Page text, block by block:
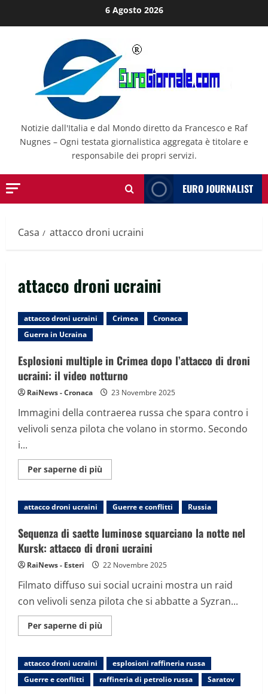
al
6 Agosto 2026
Notizie dall'Italia e dal Mondo diretto da Francesco e Raf
Nugnes – Ogni testata giornalistica aggregata è titolare e
responsabile dei propri servizi.
EURO JOURNALIST
Casa attacco droni ucraini
attacco droni ucraini
attacco droni ucraini Crimea
Cronaca
Guerra in Ucraina
Esplosioni multiple in Crimea dopo l’attacco di droni
ucraini: il video notturno
RaiNews - Cronaca 23 Novembre 2025
Immagini della contraerea russa che spara contro i
velivoli senza pilota che volano in stormo. Secondo
i...
Per saperne di più
informazioni
multiple
dopo
l’attacco
di
droni
ucraini:
il
notturno
attacco droni ucraini Guerre e conflitti Russia
Sequenza di saette luminose squarciano la notte nel
Kursk: attacco di droni ucraini
RaiNews - Esteri 22 Novembre 2025
Filmato diffuso sui social ucraini mostra un raid
con velivoli senza pilota che si abbatte a Syzran...
Per saperne di più
informazioni
di
saette
luminose
squarciano
attacco droni ucraini
esplosioni raffineria russa
Guerre e conflitti
raffineria di petrolio russa Saratov